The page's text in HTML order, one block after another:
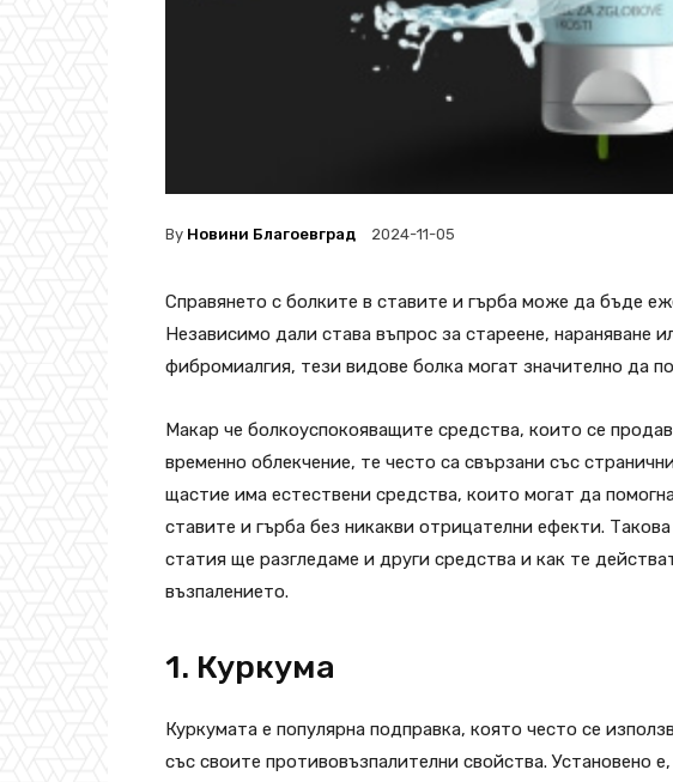
By Новини Благоевград 2024-11-05
Справянето с болките в ставите и гърба може да бъде
Независимо дали става въпрос за стареене, нараняване
фибромиалгия, тези видове болка могат значително да
Макар че болкоуспокояващите средства, които се
временно облекчение, те често са свързани със
щастие има естествени средства, които могат да
ставите и гърба без никакви отрицателни ефекти.
статия ще разгледаме и други средства и как те
възпалението.
1. Куркума
Куркумата е популярна подправка, която често се
със своите противовъзпалителни свойства. Установено